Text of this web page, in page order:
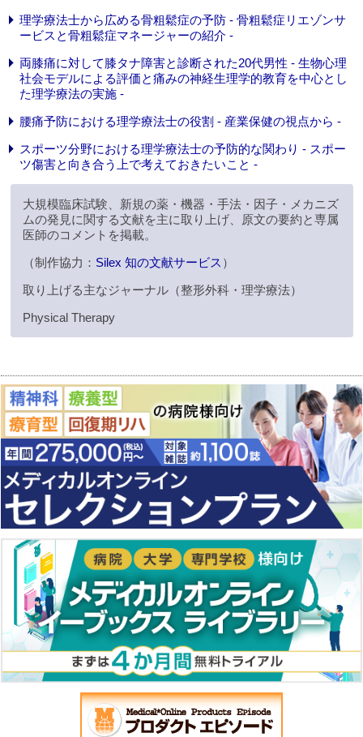
理学療法士から広める骨粗鬆症の予防 - 骨粗鬆症リエゾンサ
ービスと骨粗鬆症マネージャーの紹介 -
両膝痛に対して膝タナ障害と診断された20代男性 - 生物心理
社会モデルによる評価と痛みの神経生理学的教育を中心とし
た理学療法の実施 -
腰痛予防における理学療法士の役割 - 産業保健の視点から -
スポーツ分野における理学療法士の予防的な関わり - スポー
ツ傷害と向き合う上で考えておきたいこと -
大規模臨床試験、新規の薬・機器・手法・因子・メカニズ
ムの発見に関する文献を主に取り上げ、原文の要約と専属
医師のコメントを掲載。
（制作協力： Silex 知の文献サービス ）
取り上げる主なジャーナル（整形外科・理学療法）
Physical Therapy